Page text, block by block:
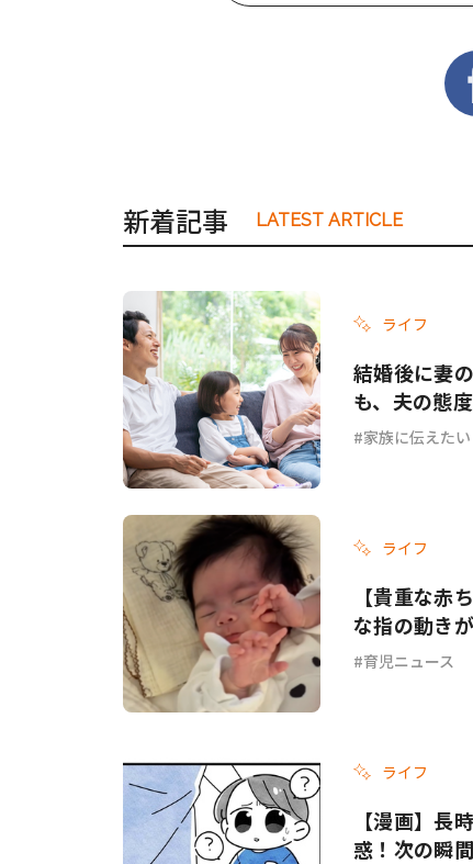
新着記事 LATEST ARTICLE
ライフ
結婚後に妻
も、夫の態
家族に伝えたい
ライフ
【貴重な
な指の動き
育児ニュース
ライフ
【漫画】長
惑！次の瞬